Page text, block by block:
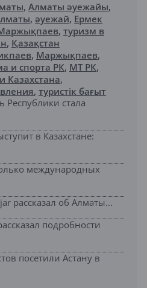
, Алматы әуежайы,
, әуежай, Ермек
, туризм в
, Қазақстан
, Маржықпаев,
и спорта РК, МТ РК,
Казахстана,
, туристік бағыт
стала
в Казахстане:
международных
рассказал об Алматы...
подробности
посетили Астану в